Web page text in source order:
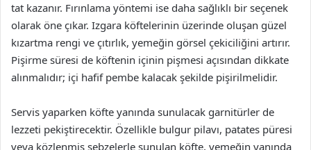
tat kazanır. Fırınlama yöntemi ise daha sağlıklı bir seçenek
olarak öne çıkar. Izgara köftelerinin üzerinde oluşan güzel
kızartma rengi ve çıtırlık, yemeğin görsel çekiciliğini artırır.
Pişirme süresi de köftenin içinin pişmesi açısından dikkate
alınmalıdır; içi hafif pembe kalacak şekilde pişirilmelidir.
Servis yaparken köfte yanında sunulacak garnitürler de
lezzeti pekiştirecektir. Özellikle bulgur pilavı, patates püresi
veya közlenmiş sebzelerle sunulan köfte, yemeğin yanında